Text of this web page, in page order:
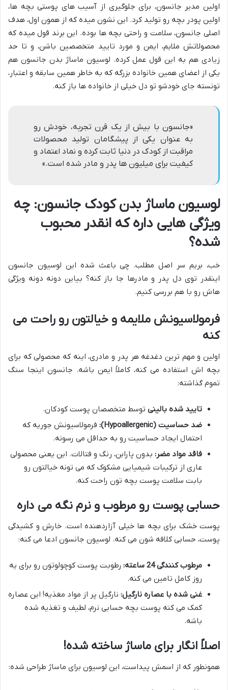
اولین مدیر جانسون، برای جلوگیری از آسیب های پوستی بچه ها،
اولین پودر بچه رو تولید کرد. این نشون میده که از همون اول، هدف
اصلی جانسون، سلامت و راحتی بچه ها بوده. این برند قول میده که
محصولاتش ملایم، ایمن و مورد تایید متخصصین باشن، و تا حد
زیادی هم به این قول عمل کرده. لوسیون ماساژ بدن جانسون هم
یکی از اعضای همین خانواده بزرگه که به خاطر همین سابقه و اعتبار،
تونسته جای خودشو تو دل خیلی از خانواده ها باز کنه.
«جانسون با بیش از یک قرن تجربه، خودش رو
به عنوان یکی از پیشگامان تولید محصولات
مراقبت از کودک در دنیا ثابت کرده و نماد اعتماد و
کیفیت برای میلیون ها پدر و مادر شده است.»
لوسیون ماساژ بدن کودک جانسون: چه
ویژگی هایی داره که انقدر محبوب
شده؟
خب، بریم سر اصل مطلب. چی باعث شده این لوسیون جانسون
اینقدر توی دل پدر و مادرها جا باز کنه؟ بیاین دونه دونه ویژگی
هاش رو با هم بررسی کنیم.
فرمولاسیونش ملایمه و خیالتون رو راحت می
کنه
اولین و مهم ترین دغدغه هر پدر و مادری، اینه که محصولی که برای
بچه اش استفاده می کنه، کاملاً ایمن باشه. جانسون اینجا سنگ
تموم گذاشته:
تایید شده بالینی توسط متخصصان پوست کودکان.
ضد حساسیت (Hypoallergenic):
فرمولاسیونش جوریه که
احتمال ایجاد حساسیت رو به حداقل می رسونه.
فاقد مواد مضر: بدون پارابن، رنگ و فتالات. این یعنی محصولی
عاری از ترکیبات شیمیایی مشکوک که می تونه خیالتون رو
بابت سلامت پوست بچه تون راحت کنه.
حسابی پوست رو مرطوب و نرم نگه می داره
پوست خشک برای بچه ها خیلی آزاردهنده است. خارش و کشیدگی
پوست، حسابی کلافه شون می کنه. لوسیون جانسون ادعا می کنه:
مرطوب کنندگی 24 ساعته:
رطوبت پوست کوچولوتون رو برای یه
روز کامل تامین می کنه.
غنی شده با عصاره نارگیل: نارگیل پر از مواد مغذیه! این عصاره
کمک می کنه پوست بچه حسابی نرم، لطیف و تغذیه شده
باشه.
اصلاً انگار برای ماساژ ساخته شده!
همونطور که از اسمش پیداست، این لوسیون برای ماساژ طراحی شده: